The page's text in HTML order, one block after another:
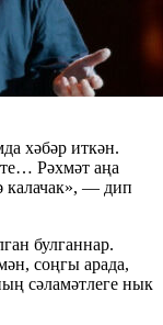
хәбәр иткән.
Рәхмәт аңа
калачак», — дип
булганнар.
соңгы арада,
сәламәтлеге нык